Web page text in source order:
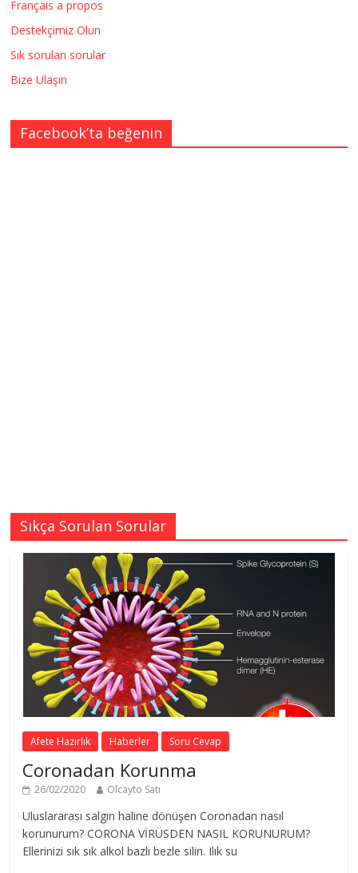
Français a propos
Destekçimiz Olun
Sık sorulan sorular
Bize Ulaşın
Facebook’ta beğenin
Sıkça Sorulan Sorular
Afete Hazırlık Haberler Soru Cevap
Coronadan Korunma
26/02/2020 Olcayto Satı
Uluslararası salgın haline dönüşen Coronadan nasıl
korunurum? CORONA VİRÜSDEN NASIL KORUNURUM?
Ellerinizi sık sık alkol bazlı bezle silin. Ilık su